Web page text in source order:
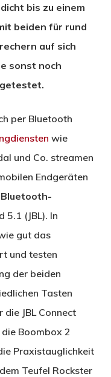
bis zu einem
beiden für rund
auf sich
sonst noch
per Bluetooth
wie
und Co. streamen
Endgeräten
Bluetooth-
5.1 (JBL). In
gut das
und testen
der beiden
Tasten
die JBL Connect
Boombox 2
Praxistauglichkeit
Teufel Rockster